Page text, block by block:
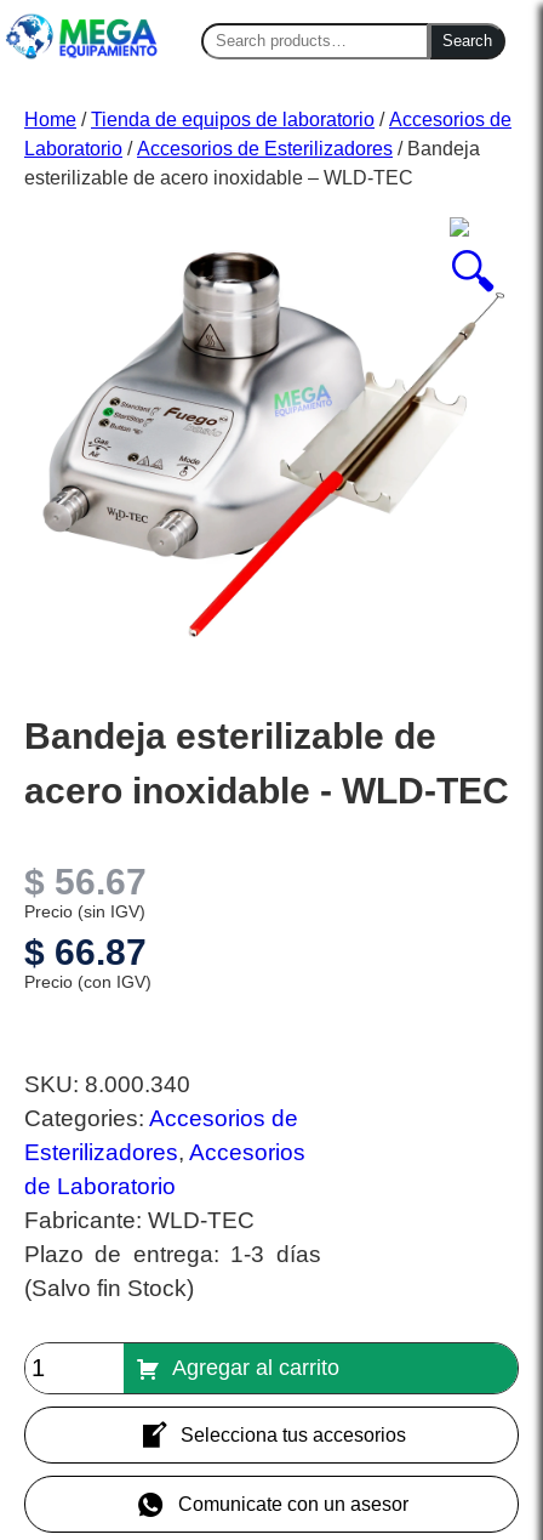
Search
for:
Search
Home /Tienda de equipos de laboratorio /Accesorios de
Laboratorio /Accesorios de Esterilizadores / Bandeja
esterilizable de acero inoxidable – WLD-TEC
Bandeja esterilizable de
acero inoxidable - WLD-TEC
$ 56.67
Precio (sin IGV)
$ 66.87
Precio (con IGV)
SKU: 8.000.340
Categories: Accesorios de
Esterilizadores, Accesorios
de Laboratorio
Fabricante: WLD-TEC
Plazo de entrega: 1-3 días
(Salvo fin Stock)
Agregar al carrito
Selecciona tus accesorios
Comunicate con un asesor